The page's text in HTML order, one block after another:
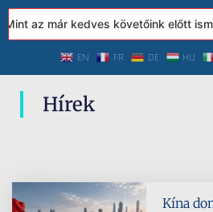
az már kedves követőink előtt
EN FR DE HU
Hírek
Kína